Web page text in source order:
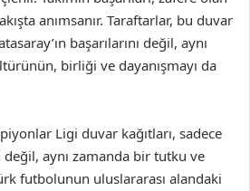
anımsanır. Taraftarlar, bu duvar
başarılarını değil, aynı
birliği ve dayanışmayı da
Ligi duvar kağıtları, sadece
aynı zamanda bir tutku ve
futbolunun uluslararası alandaki